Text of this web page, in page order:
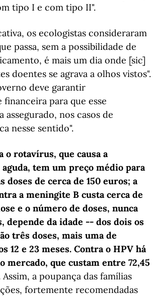
tipo I e com tipo II".
os ecologistas consideraram
passa, sem a possibilidade de
é mais um dia onde [sic]
doentes se agrava a olhos vistos".
deve garantir
para que esse
assegurado, nos casos de
nesse sentido".
o rotavírus, que causa a
tem um preço médio para
doses de cerca de 150 euros; a
a meningite B custa cerca de
e o número de doses, nunca
depende da idade -- dos dois os
três doses, mais uma de
12 e 23 meses. Contra o HPV há
mercado, que custam entre 72,45
Assim, a poupança das famílias
fortemente recomendadas